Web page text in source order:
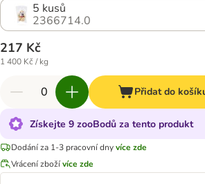
5 kusů
2366714.0
217 Kč
1 400 Kč / kg
Přidat do
Získejte 9 zooBodů za tento produkt
Dodání za 1-3 pracovní dnyvíce zde
Vrácení zbožívíce zde